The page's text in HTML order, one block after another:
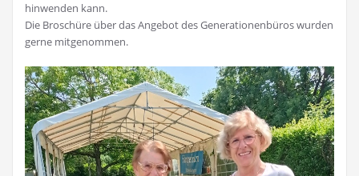
hinwenden kann.
Die Broschüre über das Angebot des Generationenbüros wurden
gerne mitgenommen.